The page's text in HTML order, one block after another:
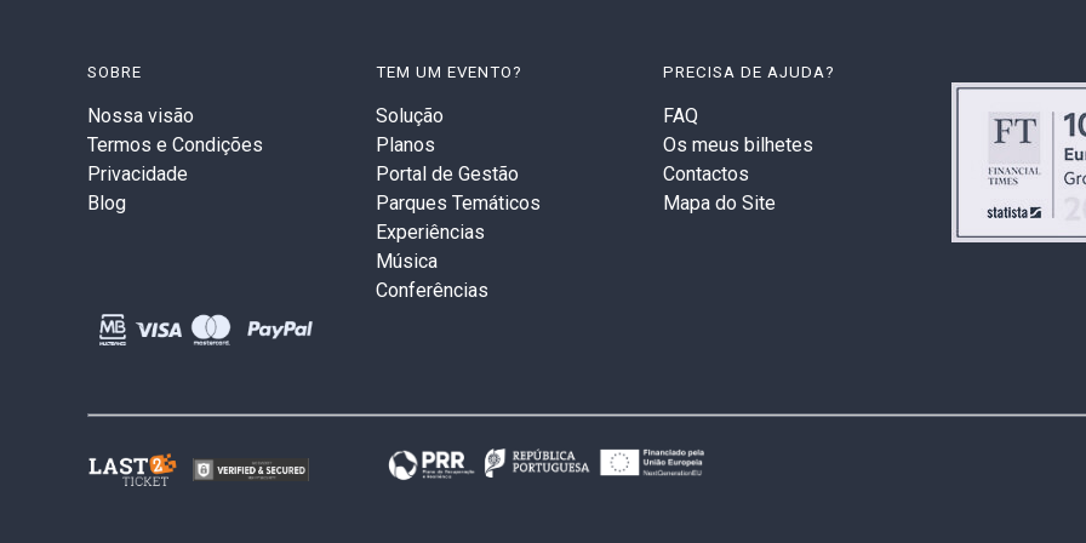
SOBRE
Nossa visão
Termos e Condições
Privacidade
Blog
TEM UM EVENTO?
Solução
Planos
Portal de Gestão
Parques Temáticos
Experiências
Música
Conferências
PRECISA DE AJUDA?
FAQ
Os meus bilhetes
Contactos
Mapa do Site